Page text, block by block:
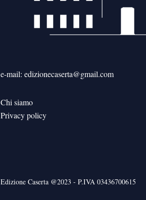
e-mail: edizionecaserta@gmail.com
Chi siamo
Privacy policy
Edizione Caserta @2023 - P.IVA 03436700615